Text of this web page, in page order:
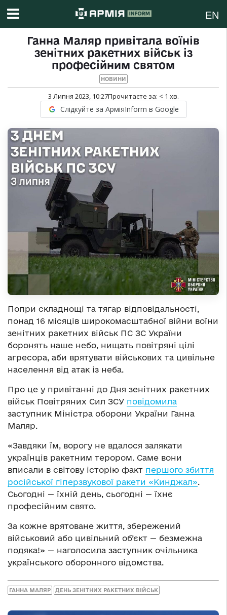
EN
Ганна Маляр привітала воїнів
зенітних ракетних військ із
професійним святом
НОВИНИ
3 Липня 2023, 10:27Прочитаєте за: < 1 хв.
Слідкуйте за АрміяInform в Google
Попри складнощі та тягар відповідальності,
понад 16 місяців широкомасштабної війни воїни
зенітних ракетних військ ПС ЗС України
боронять наше небо, нищать повітряні цілі
агресора, аби врятувати військових та цивільне
населення від атак із неба.
Про це у привітанні до Дня зенітних ракетних
військ Повітряних Сил ЗСУ повідомила
заступник Міністра оборони України Ганна
Маляр.
«Завдяки їм, ворогу не вдалося залякати
українців ракетним терором. Саме вони
вписали в світову історію факт першого збиття
російської гіперзвукової ракети «Кинджал».
Сьогодні — їхній день, сьогодні — їхнє
професійним свято.
За кожне врятоване життя, збережений
військовий або цивільний об’єкт — безмежна
подяка!» — наголосила заступник очільника
українського оборонного відомства.
ГАННА МАЛЯР ДЕНЬ ЗЕНІТНИХ РАКЕТНИХ ВІЙСЬК